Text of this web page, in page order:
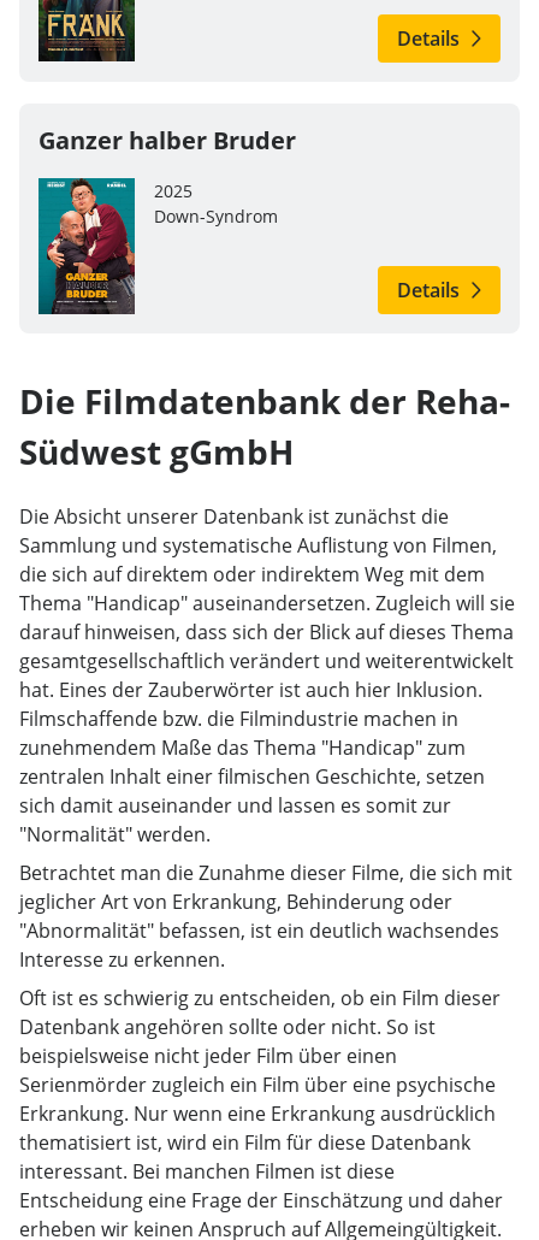
Details
Ganzer halber Bruder
2025
Down-Syndrom
Details
Die Filmdatenbank der Reha-
Südwest gGmbH
Die Absicht unserer Datenbank ist zunächst die
Sammlung und systematische Auflistung von Filmen,
die sich auf direktem oder indirektem Weg mit dem
Thema "Handicap" auseinandersetzen. Zugleich will sie
darauf hinweisen, dass sich der Blick auf dieses Thema
gesamtgesellschaftlich verändert und weiterentwickelt
hat. Eines der Zauberwörter ist auch hier Inklusion.
Filmschaffende bzw. die Filmindustrie machen in
zunehmendem Maße das Thema "Handicap" zum
zentralen Inhalt einer filmischen Geschichte, setzen
sich damit auseinander und lassen es somit zur
"Normalität" werden.
Betrachtet man die Zunahme dieser Filme, die sich mit
jeglicher Art von Erkrankung, Behinderung oder
"Abnormalität" befassen, ist ein deutlich wachsendes
Interesse zu erkennen.
Oft ist es schwierig zu entscheiden, ob ein Film dieser
Datenbank angehören sollte oder nicht. So ist
beispielsweise nicht jeder Film über einen
Serienmörder zugleich ein Film über eine psychische
Erkrankung. Nur wenn eine Erkrankung ausdrücklich
thematisiert ist, wird ein Film für diese Datenbank
interessant. Bei manchen Filmen ist diese
Entscheidung eine Frage der Einschätzung und daher
erheben wir keinen Anspruch auf Allgemeingültigkeit.